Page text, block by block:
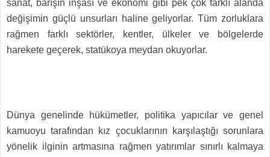
sanat, barışın inşası ve ekonomi gibi pek çok farklı alanda
değişimin güçlü unsurları haline geliyorlar. Tüm zorluklara
rağmen farklı sektörler, kentler, ülkeler ve bölgelerde
harekete geçerek, statükoya meydan okuyorlar.
Dünya genelinde hükümetler, politika yapıcılar ve genel
kamuoyu tarafından kız çocuklarının karşılaştığı sorunlara
yönelik ilginin artmasına rağmen yatırımlar sınırlı kalmaya